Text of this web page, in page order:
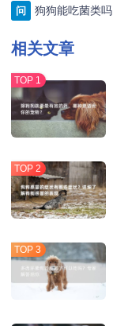
问 狗狗能吃菌类吗
相关文章